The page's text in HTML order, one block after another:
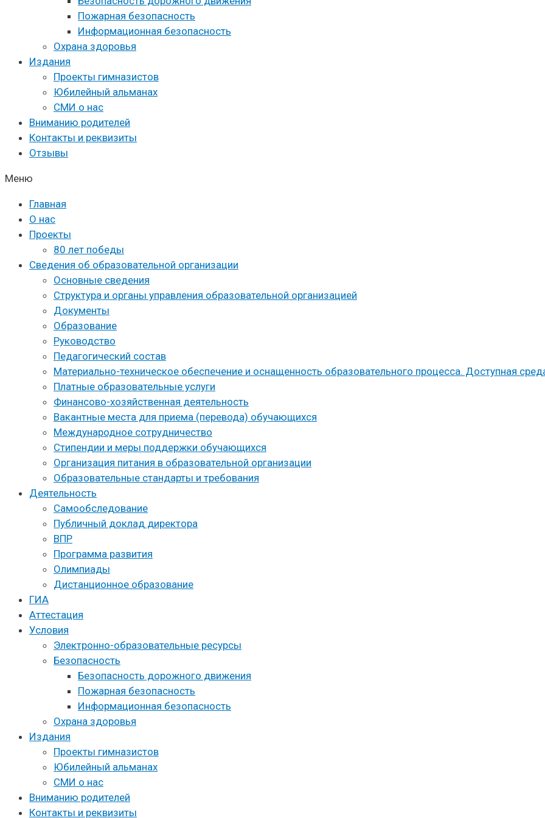
Пожарная безопасность
Информационная безопасность
Охрана здоровья
Издания
Проекты гимназистов
Юбилейный альманах
СМИ о нас
Вниманию родителей
Контакты и реквизиты
Отзывы
Меню
Главная
О нас
Проекты
80 лет победы
Сведения об образовательной организации
Основные сведения
Структура и органы управления образовательной организацией
Документы
Образование
Руководство
Педагогический состав
Материально-техническое обеспечение и оснащенность образовательного процесса. Доступная
Платные образовательные услуги
Финансово-хозяйственная деятельность
Вакантные места для приема (перевода) обучающихся
Международное сотрудничество
Стипендии и меры поддержки обучающихся
Организация питания в образовательной организации
Образовательные стандарты и требования
Деятельность
Самообследование
Публичный доклад директора
ВПР
Программа развития
Олимпиады
Дистанционное образование
ГИА
Аттестация
Условия
Электронно-образовательные ресурсы
Безопасность
Безопасность дорожного движения
Пожарная безопасность
Информационная безопасность
Охрана здоровья
Издания
Проекты гимназистов
Юбилейный альманах
СМИ о нас
Вниманию родителей
Контакты и реквизиты